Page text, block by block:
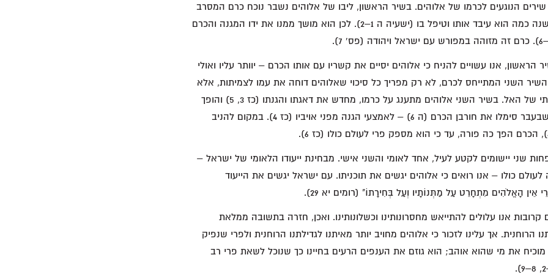
הנוגעים לכרמו של אלוהים. בשיר הראשון, ליבו של אלוהים נשבר נוכח כרם המסרב
להניב פרי טוב, לא משנה כמה הוא עיבד אותו וטיפל בו (ישעיה ה 1–2). לכן הוא מושך ממנו את ידו המגנה והכרם
אנו עשויים להניח כי אלוהים יסיים את קשריו עם אותו הכרם – יוותר עליו ואולי
השני המתייחס לכרם, לא רק מפריך כל סיכוי שאלוהים דוחה את עמו לצמיתות, אלא
חושף את אופיו האמיתי של האל. בשיר השני אלוהים מתענג על כרמו, מחדש את דאגתו והגנתו (כז 3, 5) והופך
את ה"שָׁמִיר וָשָׁיִת" – שבעבר סימלו את חורבן הכרם (ה 6) – לאמצעי הגנה מפני אויביו (כז 4). במקום להניב
שני יישומים לקטע לעיל, אחד לאומי והשני אישי. מבחינת ייעודו הלאומי של ישראל –
כולו – אנו רואים כי אלוהים יגשים את תוכניתו. עם ישראל יגשים את הייעוד
אֵין הָאֱלֹהִים מִתְחָרֵט עַל מַתְּנוֹתָיו וְעַל בְּחִירָתוֹ" (רומים יא 29).
אנו עלולים להתייאש מחסרונותינו וכשלונותינו. ואכן, חזרה בתשובה ממלאת
הרוחנית. אך עלינו לזכור כי אלוהים מחויב יותר מאיתנו לגדילתנו הרוחנית ולפרי שנפיק
מוכיח את מי שהוא אוהב; הוא גוזם את הענפים הרעים בחיינו כך שנוכל לשאת פרי רב